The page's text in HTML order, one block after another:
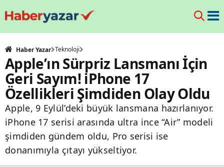
Haber Yazar Teknoloji
Apple’ın Sürpriz Lansmanı İçin
Geri Sayım! iPhone 17
Özellikleri Şimdiden Olay Oldu
Apple, 9 Eylül’deki büyük lansmana hazırlanıyor.
iPhone 17 serisi arasında ultra ince “Air” modeli
şimdiden gündem oldu, Pro serisi ise
donanımıyla çıtayı yükseltiyor.